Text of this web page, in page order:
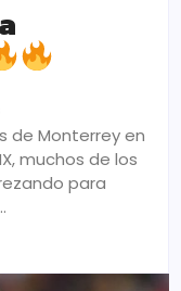
de Monterrey en
muchos de los
para